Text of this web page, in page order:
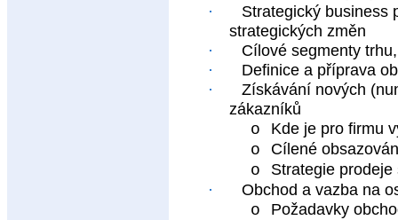
·
Strategický business
strategických změn
·
Cílové segmenty
·
Definice a příprava
·
Získávání nových
zákazníků
o
Kde je pro firmu
o
Cílené
o
Strategie
·
Obchod a vazba na
o
Požadavky